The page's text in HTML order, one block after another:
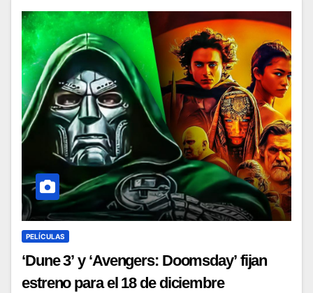
PELÍCULAS
‘Dune 3’ y ‘Avengers: Doomsday’ fijan
estreno para el 18 de diciembre